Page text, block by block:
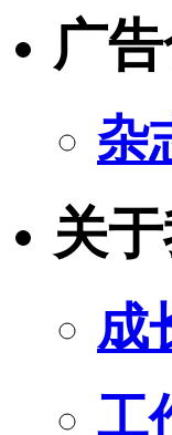
广
杂
关
成
工